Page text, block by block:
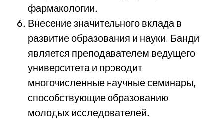
фармакологии.
Внесение значительного вклада в
развитие образования и науки. Банди
является преподавателем ведущего
университета и проводит
многочисленные научные семинары,
способствующие образованию
молодых исследователей.